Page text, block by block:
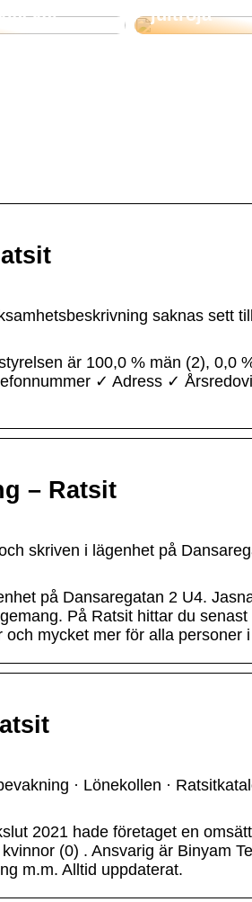
jultröja
saknas sett
är 100,0 % män (2), 0,0
✓ Adress ✓
– Ratsit
skriven i lägenhet på
på Dansaregatan 2 U4.
På Ratsit hittar du
mycket mer för alla personer
· Lönekollen ·
2021 hade företaget en
(0) . Ansvarig är Binyam
m.m. Alltid uppdaterat.